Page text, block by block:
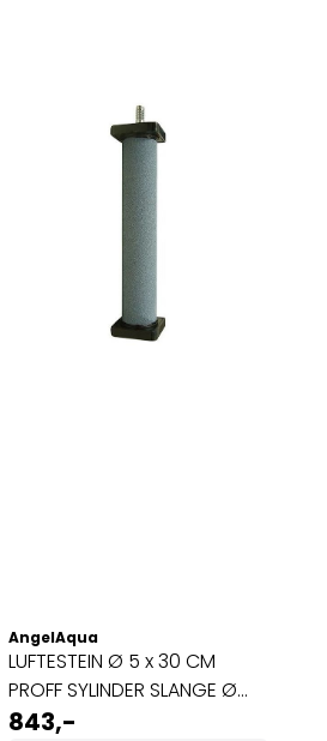
AngelAqua
LUFTESTEIN Ø 5 x 30 CM
PROFF SYLINDER SLANGE Ø
9MM
843,-